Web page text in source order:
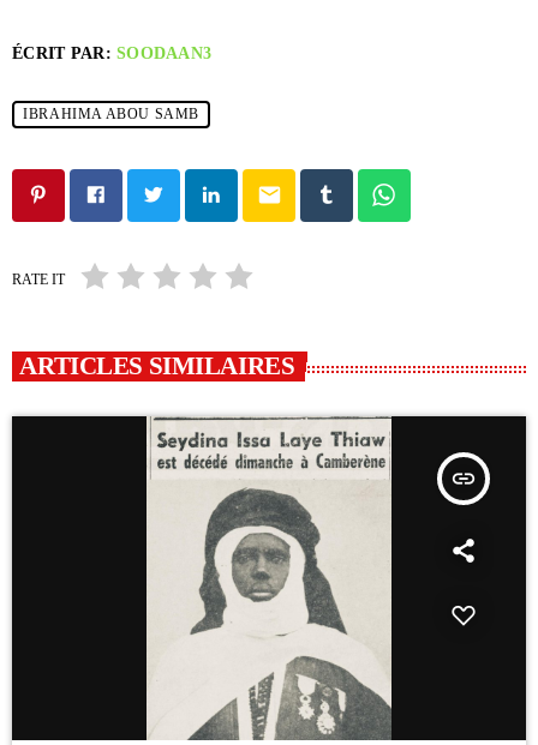
ÉCRIT PAR:SOODAAN3
IBRAHIMA ABOU SAMB
email
RATE IT
ARTICLES SIMILAIRES
insert_link